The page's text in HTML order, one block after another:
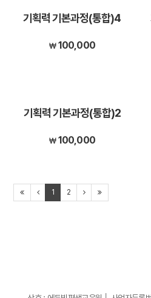
기획력 기본과정(통합)4
100,000
기획력 기본과정(통합)2
100,000
1 2